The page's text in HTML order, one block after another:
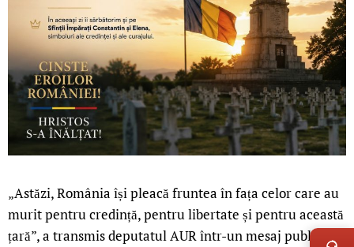
„Astăzi, România își pleacă fruntea în fața celor care au
murit pentru credință, pentru libertate și pentru această
țară”, a transmis deputatul AUR într-un mesaj publicat
LIVE